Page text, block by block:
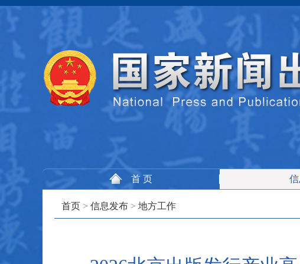
首 页
首页 > 信息发布 > 地方工作